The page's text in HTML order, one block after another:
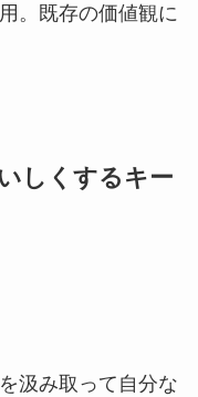
。既存の価値観に
しくするキー
汲み取って自分な